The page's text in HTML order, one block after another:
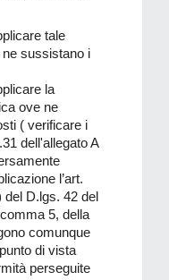
tale
sussistano i
la
ove ne
( verificare i
dell'allegato A
l’art.
del D.lgs. 42 del
5, della
comunque
di vista
perseguite